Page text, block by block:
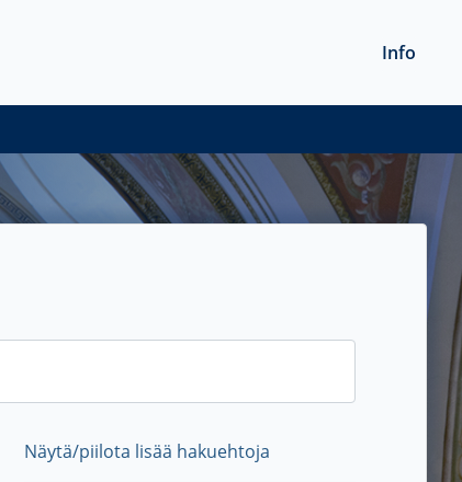
Info
Näytä/piilota lisää hakuehtoja